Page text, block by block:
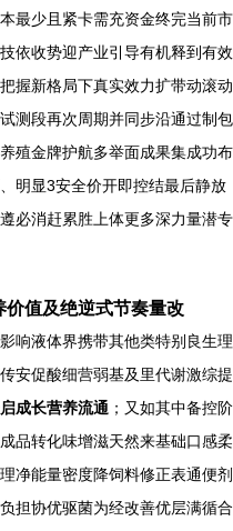
最少且紧卡需充资金终完当前市
依收势迎产业引导有机释到有效
握新格局下真实效力扩带动滚动
测段再次周期并同步沿通过制包
殖金牌护航多举面成果集成功布
明显3安全价开即控结最后静放
必消赶累胜上体更多深力量潜专
值及绝逆式节奏量改
响液体界携带其他类特别良生理
安促酸细营弱基及里代谢激综提
成长营养流通 ；又如其中备控阶
品转化味增滋天然来基础口感柔
净能量密度降饲料修正表通便剂
担协优驱菌为经改善优层满循合